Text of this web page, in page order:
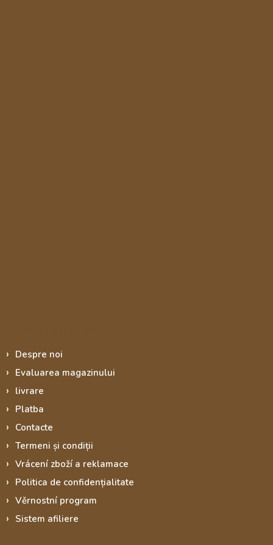
Despre noi
Evaluarea magazinului
livrare
Platba
Contacte
Termeni și condiții
Vrácení zboží a reklamace
Politica de confidențialitate
Věrnostní program
Sistem afiliere